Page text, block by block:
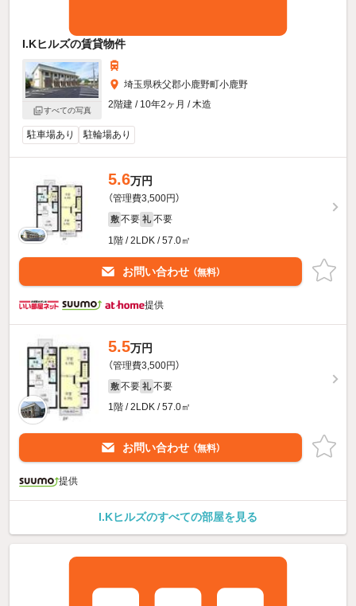
I.Kヒルズの賃貸物件
すべての写真
埼玉県秩父郡小鹿野町小鹿野
2階建 / 10年2ヶ月 / 木造
駐車場あり 駐輪場あり
5.6万円
（管理費3,500円）
敷 不要 礼 不要
1階 / 2LDK / 57.0㎡
お問い合わせ （無料）
提供
5.5万円
（管理費3,500円）
敷 不要 礼 不要
1階 / 2LDK / 57.0㎡
お問い合わせ （無料）
提供
I.Kヒルズのすべての部屋を見る